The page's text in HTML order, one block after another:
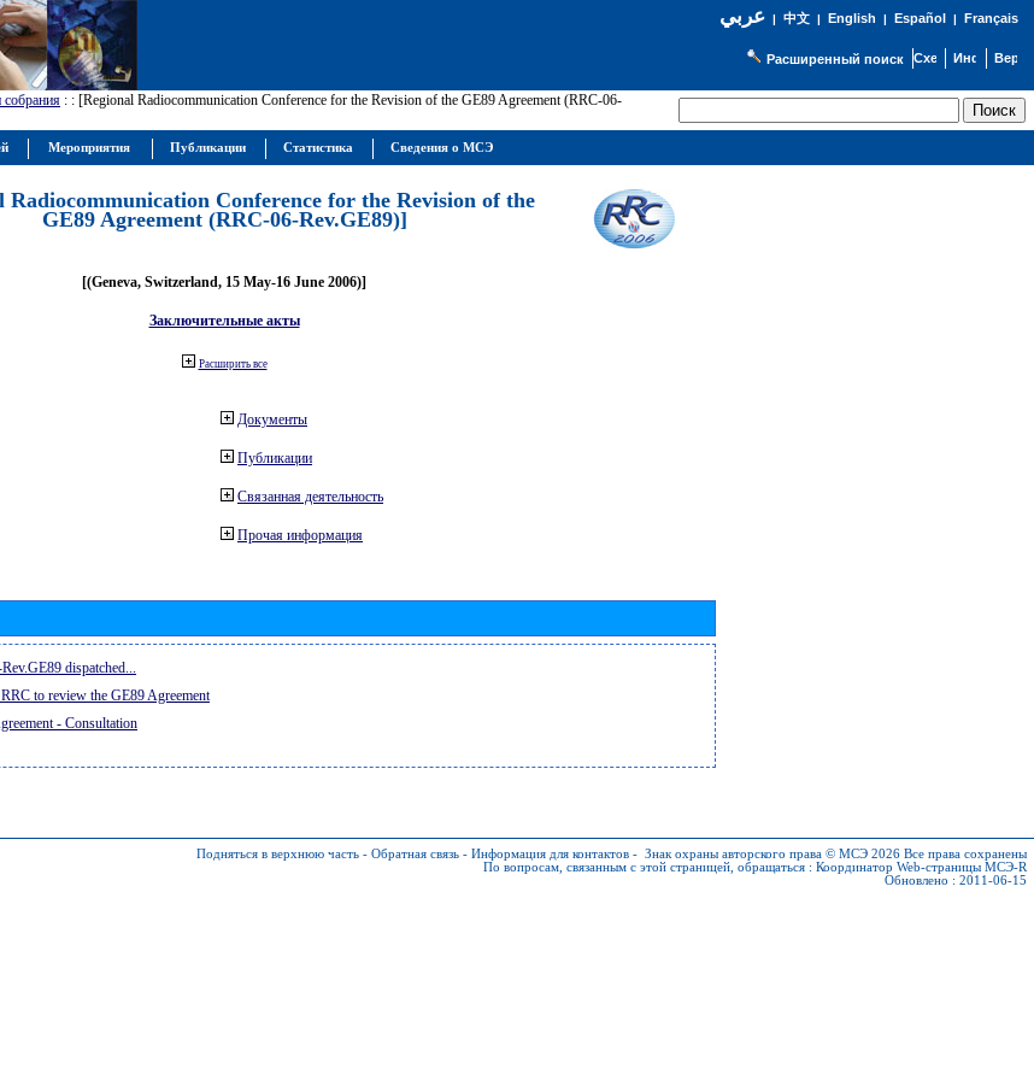
عربي| 中文| English | Español | Français
Расширенный поиск
: : [Regional Radiocommunication Conference for the Revision of the GE89 Agreement (RRC-06-
Radiocommunication Conference for the Revision of the
GE89 Agreement (RRC-06-Rev.GE89)]
[(Geneva, Switzerland, 15 May-16 June 2006)]
Заключительные акты
Расширить все
Документы
Публикации
Связанная деятельность
Прочая информация
dispatched...
to review the GE89 Agreement
- Consultation
Подняться в верхнюю часть - Обратная связь - Информация для контактов - Знак охраны авторского права © МСЭ 2026 Все права сохранены
По вопросам, связанным с этой страницей, обращаться : Координатор Web-страницы МСЭ-R
Обновлено : 2011-06-15
Мероприятия Публикации Статистика Сведения о МСЭ